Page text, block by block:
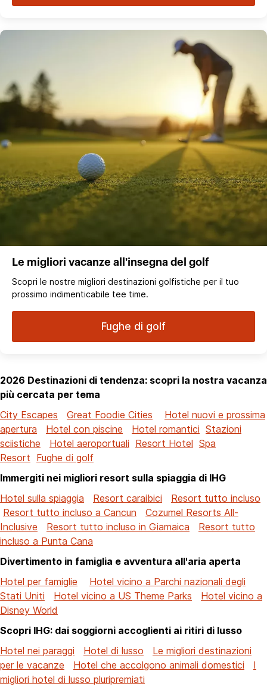
Le migliori vacanze all'insegna del golf
Scopri le nostre migliori destinazioni golfistiche per il tuo
prossimo indimenticabile tee time.
Fughe di golf
2026 Destinazioni di tendenza: scopri la nostra vacanza
più cercata per tema
City Escapes
Great Foodie Cities
Hotel nuovi e prossima
apertura
Hotel con piscine Hotel romantici Stazioni
sciistiche
Hotel aeroportuali Resort Hotel Spa
Resort Fughe di golf
Immergiti nei migliori resort sulla spiaggia di IHG
Hotel sulla spiaggia
Resort caraibici
Resort tutto incluso
Resort tutto incluso a Cancun
Cozumel Resorts All-
Inclusive
Resort tutto incluso in Giamaica
Resort tutto
incluso a Punta Cana
Divertimento in famiglia e avventura all'aria aperta
Hotel per famiglie
Hotel vicino a Parchi nazionali degli
Stati Uniti
Hotel vicino a US Theme Parks
Hotel vicino a
Disney World
Scopri IHG: dai soggiorni accoglienti ai ritiri di lusso
Hotel nei paraggi
Hotel di lusso
Le migliori destinazioni
per le vacanze
Hotel che accolgono animali domestici
I
migliori hotel di lusso pluripremiati